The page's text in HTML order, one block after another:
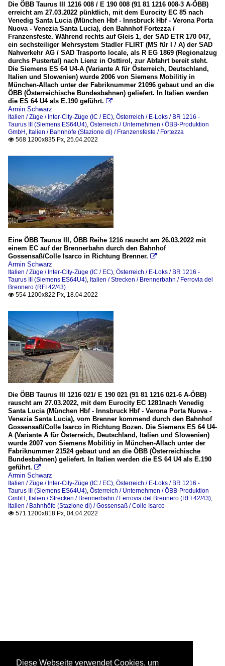
Die ÖBB Taurus III 1216 008 / E 190 008 (91 81 1216 008-3 A-ÖBB)
erreicht am 27.03.2022 pünktlich, mit dem Eurocity EC 85 nach
Venedig Santa Lucia (München Hbf - Innsbruck Hbf - Verona Porta
Nuova - Venezia Santa Lucia), den Bahnhof Fortezza /
Franzensfeste. Während rechts auf Gleis 1, der SAD ETR 170 047,
ein sechsteiliger Mehrsystem Stadler FLIRT (MS für I / A) der SAD
Nahverkehr AG / SAD Trasporto locale, als R EG 1869 (Regionalzug
durchs Pustertal) nach Lienz in Osttirol, zur Abfahrt bereit steht.
Die Siemens ES 64 U4-A (Variante A für Österreich, Deutschland,
Italien und Slowenien) wurde 2006 von Siemens Mobilitiy in
München-Allach unter der Fabriknummer 21096 gebaut und an die
ÖBB (Österreichische Bundesbahnen) geliefert. In Italien werden
die ES 64 U4 als E.190 geführt. 
Armin Schwarz
Italien / Züge / Inter-City-Züge (IC / EC), Österreich / E-Loks / BR 1216 -
Taurus III (Siemens ES64U4), Österreich / Unternehmen / ÖBB-Produktion
GmbH , Italien / Bahnhöfe (Stazione di) / Franzensfeste / Fortezza
 568 1200x835 Px, 25.04.2022
Eine ÖBB Taurus III, ÖBB Reihe 1216 rauscht am 26.03.2022 mit
einem EC auf der Brennerbahn durch den Bahnhof
Gossensaß/Colle Isarco in Richtung Brenner. 
Armin Schwarz
Italien / Züge / Inter-City-Züge (IC / EC), Österreich / E-Loks / BR 1216 -
Taurus III (Siemens ES64U4), Italien / Strecken / Brennerbahn / Ferrovia del
Brennero (RFI 42/43)
 554 1200x822 Px, 18.04.2022
Die ÖBB Taurus III 1216 021/ E 190 021 (91 81 1216 021-6 A-ÖBB)
rauscht am 27.03.2022, mit dem Eurocity EC 1281nach Venedig
Santa Lucia (München Hbf - Innsbruck Hbf - Verona Porta Nuova -
Venezia Santa Lucia), vom Brenner kommend durch den Bahnhof
Gossensaß/Colle Isarco in Richtung Bozen. Die Siemens ES 64 U4-
A (Variante A für Österreich, Deutschland, Italien und Slowenien)
wurde 2007 von Siemens Mobilitiy in München-Allach unter der
Fabriknummer 21524 gebaut und an die ÖBB (Österreichische
Bundesbahnen) geliefert. In Italien werden die ES 64 U4 als E.190
geführt. 
Armin Schwarz
Italien / Züge / Inter-City-Züge (IC / EC), Österreich / E-Loks / BR 1216 -
Taurus III (Siemens ES64U4), Österreich / Unternehmen / ÖBB-Produktion
GmbH , Italien / Strecken / Brennerbahn / Ferrovia del Brennero (RFI 42/43),
Italien / Bahnhöfe (Stazione di) / Gossensaß / Colle Isarco
 571 1200x818 Px, 04.04.2022
Diese Webseite verwendet Cookies, um